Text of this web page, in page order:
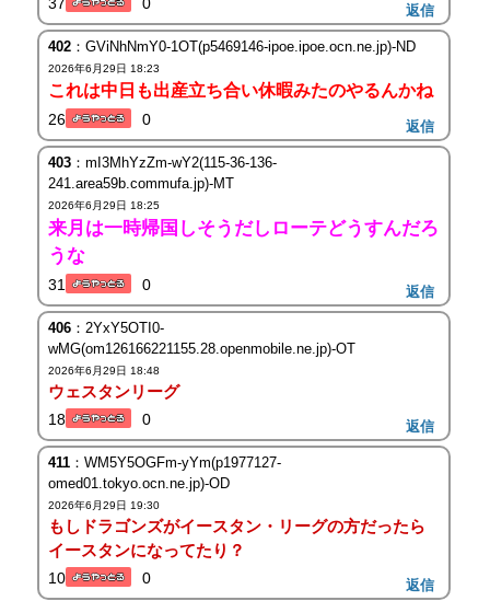
返信
402：GViNhNmY0-1OT(p5469146-ipoe.ipoe.ocn.ne.jp)-ND
2026年6月29日 18:23
これは中日も出産立ち合い休暇みたのやるんかね
26 0 返信
403：mI3MhYzZm-wY2(115-36-136-
241.area59b.commufa.jp)-MT
2026年6月29日 18:25
来月は一時帰国しそうだしローテどうすんだろ
うな
31 0 返信
406：2YxY5OTI0-
wMG(om126166221155.28.openmobile.ne.jp)-OT
2026年6月29日 18:48
ウェスタンリーグ
18 0 返信
411：WM5Y5OGFm-yYm(p1977127-
omed01.tokyo.ocn.ne.jp)-OD
2026年6月29日 19:30
もしドラゴンズがイースタン・リーグの方だったら
イースタンになってたり？
10 0 返信